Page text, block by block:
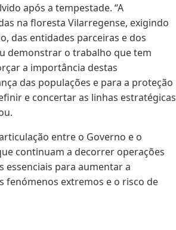
após a tempestade. “A
na floresta Vilarregense, exigindo
das entidades parceiras e dos
demonstrar o trabalho que tem
a importância destas
das populações e para a proteção
e concertar as linhas estratégicas
entre o Governo e o
continuam a decorrer operações
essenciais para aumentar a
fenómenos extremos e o risco de